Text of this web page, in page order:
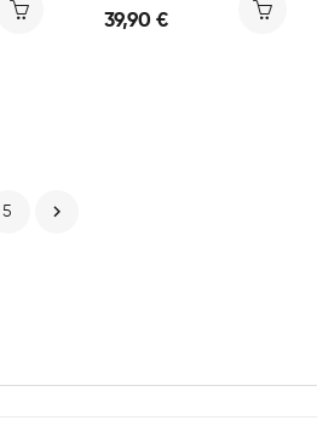
39,90 €
5 